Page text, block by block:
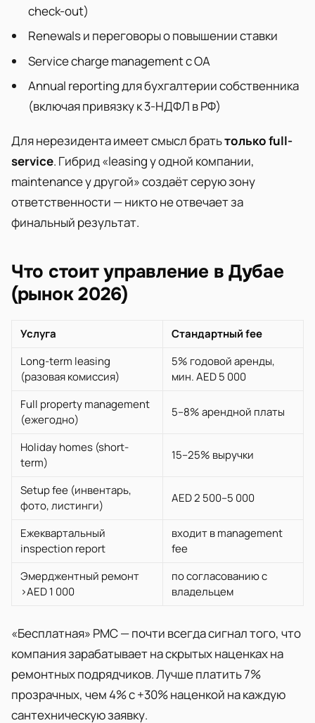
check-out)
Renewals и переговоры о повышении ставки
Service charge management с OA
Annual reporting для бухгалтерии собственника
(включая привязку к 3-НДФЛ в РФ)
Для нерезидента имеет смысл братьтолько full-
service. Гибрид «leasing у одной компании,
maintenance у другой» создаёт серую зону
ответственности — никто не отвечает за
финальный результат.
Что стоит управление в Дубае
(рынок 2026)
Услуга
Стандартный fee
Long-term leasing
(разовая комиссия)
5% годовой аренды,
мин. AED 5 000
Full property management
(ежегодно)
5–8% арендной платы
Holiday homes (short-
term)
15–25% выручки
Setup fee (инвентарь,
фото, листинги)
AED 2 500–5 000
Ежеквартальный
inspection report
входит в management
fee
Эмерджентный ремонт
>AED 1 000
по согласованию с
владельцем
«Бесплатная» PMC — почти всегда сигнал того, что
компания зарабатывает на скрытых наценках на
ремонтных подрядчиков. Лучше платить 7%
прозрачных, чем 4% с +30% наценкой на каждую
сантехническую заявку.